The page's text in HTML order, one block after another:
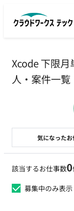
Xcode 下限
人・案件一覧
該当するお仕事数0
募集中のみ表示
気になった